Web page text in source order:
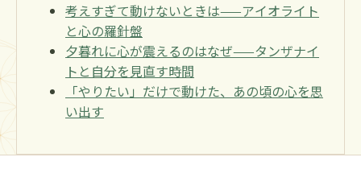
考えすぎて動けないときは——アイオライト
と心の羅針盤
夕暮れに心が震えるのはなぜ——タンザナイ
トと自分を見直す時間
「やりたい」だけで動けた、あの頃の心を思
い出す